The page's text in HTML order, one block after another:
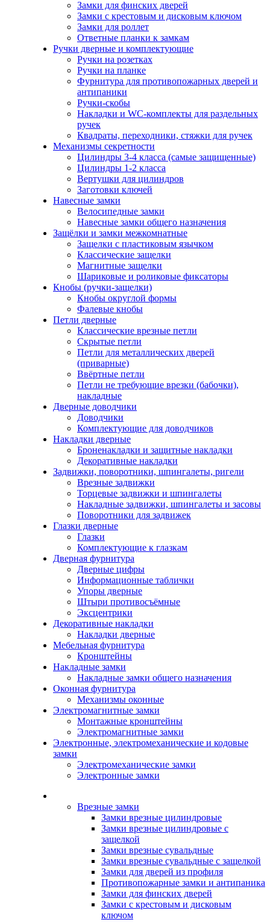
Замки для финских дверей
Замки с крестовым и дисковым ключом
Замки для роллет
Ответные планки к замкам
Ручки дверные и комплектующие
Ручки на розетках
Ручки на планке
Фурнитура для противопожарных дверей и
антипаники
Ручки-скобы
Накладки и WC-комплекты для раздельных
ручек
Квадраты, переходники, стяжки для ручек
Механизмы секретности
Цилиндры 3-4 класса (самые защищенные)
Цилиндры 1-2 класса
Вертушки для цилиндров
Заготовки ключей
Навесные замки
Велосипедные замки
Навесные замки общего назначения
Защёлки и замки межкомнатные
Защелки с пластиковым язычком
Классические защелки
Магнитные защелки
Шариковые и роликовые фиксаторы
Кнобы (ручки-защелки)
Кнобы округлой формы
Фалевые кнобы
Петли дверные
Классические врезные петли
Скрытые петли
Петли для металлических дверей
(приварные)
Ввёртные петли
Петли не требующие врезки (бабочки),
накладные
Дверные доводчики
Доводчики
Комплектующие для доводчиков
Накладки дверные
Броненакладки и защитные накладки
Декоративные накладки
Задвижки, поворотники, шпингалеты, ригели
Врезные задвижки
Торцевые задвижки и шпингалеты
Накладные задвижки, шпингалеты и засовы
Поворотники для задвижек
Глазки дверные
Глазки
Комплектующие к глазкам
Дверная фурнитура
Дверные цифры
Информационные таблички
Упоры дверные
Штыри противосъёмные
Эксцентрики
Декоративные накладки
Накладки дверные
Мебельная фурнитура
Кронштейны
Накладные замки
Накладные замки общего назначения
Оконная фурнитура
Механизмы оконные
Электромагнитные замки
Монтажные кронштейны
Электромагнитные замки
Электронные, электромеханические и кодовые
замки
Электромеханические замки
Электронные замки
Врезные замки
Замки врезные цилиндровые
Замки врезные цилиндровые с
защелкой
Замки врезные сувальдные
Замки врезные сувальдные с защелкой
Замки для дверей из профиля
Противопожарные замки и антипаника
Замки для финских дверей
Замки с крестовым и дисковым
ключом